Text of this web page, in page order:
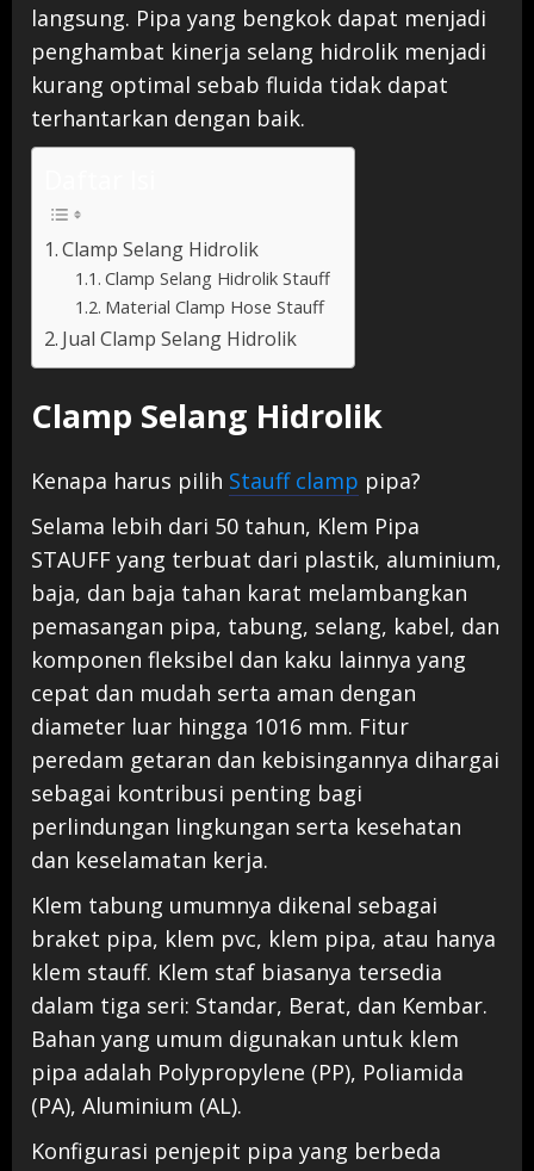
langsung. Pipa yang bengkok dapat menjadi
penghambat kinerja selang hidrolik menjadi
kurang optimal sebab fluida tidak dapat
terhantarkan dengan baik.
Clamp Selang Hidrolik
Clamp Selang Hidrolik Stauff
Material Clamp Hose Stauff
Jual Clamp Selang Hidrolik
Clamp Selang Hidrolik
Kenapa harus pilih Stauff clamp pipa?
Selama lebih dari 50 tahun, Klem Pipa
STAUFF yang terbuat dari plastik, aluminium,
baja, dan baja tahan karat melambangkan
pemasangan pipa, tabung, selang, kabel, dan
komponen fleksibel dan kaku lainnya yang
cepat dan mudah serta aman dengan
diameter luar hingga 1016 mm. Fitur
peredam getaran dan kebisingannya dihargai
sebagai kontribusi penting bagi
perlindungan lingkungan serta kesehatan
dan keselamatan kerja.
Klem tabung umumnya dikenal sebagai
braket pipa, klem pvc, klem pipa, atau hanya
klem stauff. Klem staf biasanya tersedia
dalam tiga seri: Standar, Berat, dan Kembar.
Bahan yang umum digunakan untuk klem
pipa adalah Polypropylene (PP), Poliamida
(PA), Aluminium (AL).
Konfigurasi penjepit pipa yang berbeda